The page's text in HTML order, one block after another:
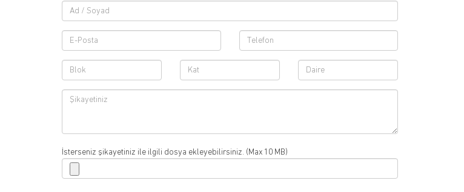
İsterseniz şikayetiniz ile ilgili dosya ekleyebilirsiniz. (Max 10 MB)